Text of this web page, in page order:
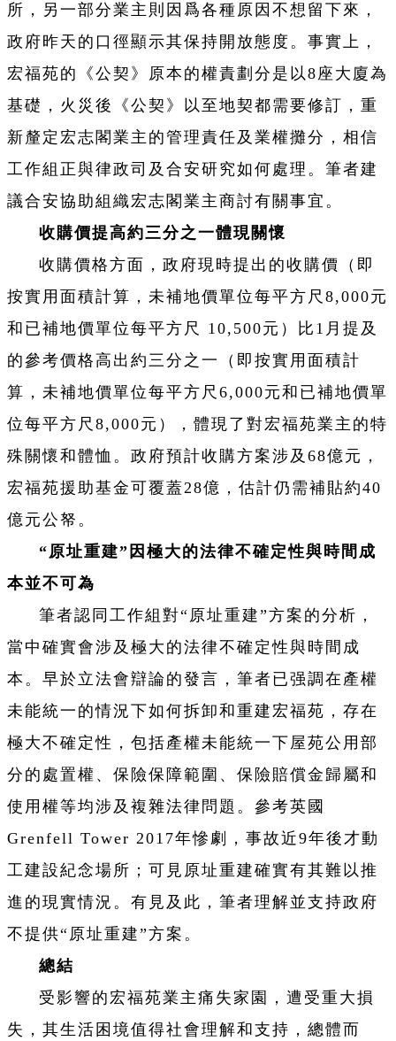
所，另一部分業主則因爲各種原因不想留下來，
政府昨天的口徑顯示其保持開放態度。事實上，
宏福苑的《公契》原本的權責劃分是以8座大廈為
基礎，火災後《公契》以至地契都需要修訂，重
新釐定宏志閣業主的管理責任及業權攤分，相信
工作組正與律政司及合安研究如何處理。筆者建
議合安協助組織宏志閣業主商討有關事宜。
收購價提高約三分之一體現關懷
收購價格方面，政府現時提出的收購價（即
按實用面積計算，未補地價單位每平方尺8,000元
和已補地價單位每平方尺 10,500元）比1月提及
的參考價格高出約三分之一（即按實用面積計
算，未補地價單位每平方尺6,000元和已補地價單
位每平方尺8,000元），體現了對宏福苑業主的特
殊關懷和體恤。政府預計收購方案涉及68億元，
宏福苑援助基金可覆蓋28億，估計仍需補貼約40
億元公帑。
“原址重建”因極大的法律不確定性與時間成
本並不可為
筆者認同工作組對“原址重建”方案的分析，
當中確實會涉及極大的法律不確定性與時間成
本。早於立法會辯論的發言，筆者已强調在產權
未能統一的情況下如何拆卸和重建宏福苑，存在
極大不確定性，包括產權未能統一下屋苑公用部
分的處置權、保險保障範圍、保險賠償金歸屬和
使用權等均涉及複雜法律問題。參考英國
Grenfell Tower 2017年慘劇，事故近9年後才動
工建設紀念場所；可見原址重建確實有其難以推
進的現實情況。有見及此，筆者理解並支持政府
不提供“原址重建”方案。
總結
受影響的宏福苑業主痛失家園，遭受重大損
失，其生活困境值得社會理解和支持，總體而